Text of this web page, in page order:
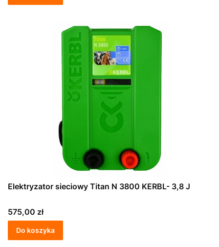
Elektryzator sieciowy Titan N 3800 KERBL- 3,8 J
Cena
575,00 zł
Do koszyka